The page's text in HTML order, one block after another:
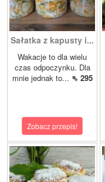
Sałatka z kapusty i...
Wakacje to dla wielu
czas odpoczynku. Dla
mnie jednak to... ⇖ 295
Zobacz przepis!